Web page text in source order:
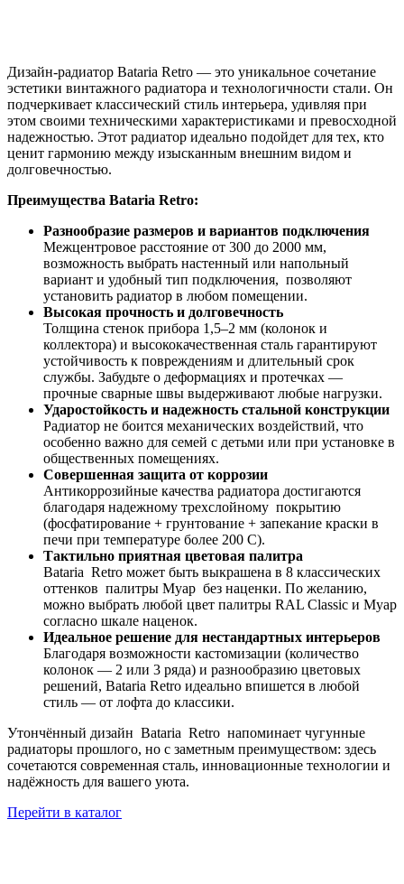
Дизайн-радиатор Bataria Retro — это уникальное сочетание
эстетики винтажного радиатора и технологичности стали. Он
подчеркивает классический стиль интерьера, удивляя при
этом своими техническими характеристиками и превосходной
надежностью. Этот радиатор идеально подойдет для тех, кто
ценит гармонию между изысканным внешним видом и
долговечностью.
Преимущества Bataria Retro:
Разнообразие размеров и вариантов подключения
Межцентровое расстояние от 300 до 2000 мм,
возможность выбрать настенный или напольный
вариант и удобный тип подключения, позволяют
установить радиатор в любом помещении.
Высокая прочность и долговечность
Толщина стенок прибора 1,5–2 мм (колонок и
коллектора) и высококачественная сталь гарантируют
устойчивость к повреждениям и длительный срок
службы. Забудьте о деформациях и протечках —
прочные сварные швы выдерживают любые нагрузки.
Ударостойкость и надежность стальной конструкции
Радиатор не боится механических воздействий, что
особенно важно для семей с детьми или при установке в
общественных помещениях.
Совершенная защита от коррозии
Антикоррозийные качества радиатора достигаются
благодаря надежному трехслойному покрытию
(фосфатирование + грунтование + запекание краски в
печи при температуре более 200 С).
Тактильно приятная цветовая палитра
Bataria Retro может быть выкрашена в 8 классических
оттенков палитры Муар без наценки. По желанию,
можно выбрать любой цвет палитры RAL Classic и Муар
согласно шкале наценок.
Идеальное решение для нестандартных интерьеров
Благодаря возможности кастомизации (количество
колонок — 2 или 3 ряда) и разнообразию цветовых
решений, Bataria Retro идеально впишется в любой
стиль — от лофта до классики.
Утончённый дизайн Bataria Retro напоминает чугунные
радиаторы прошлого, но с заметным преимуществом: здесь
сочетаются современная сталь, инновационные технологии и
надёжность для вашего уюта.
Перейти в каталог